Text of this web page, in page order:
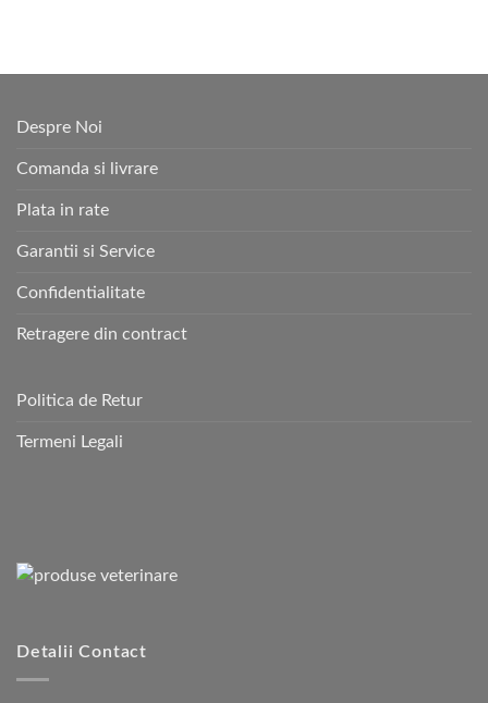
Despre Noi
Comanda si livrare
Plata in rate
Garantii si Service
Confidentialitate
Retragere din contract
Politica de Retur
Termeni Legali
Detalii Contact